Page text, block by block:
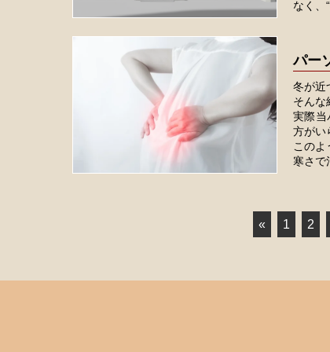
なく、
パー
冬が近
そんな
実際当
方がい
このよ
寒さで
« 1 2